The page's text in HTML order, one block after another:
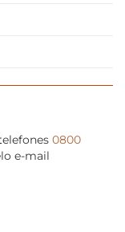
elefones 0800
e-mail